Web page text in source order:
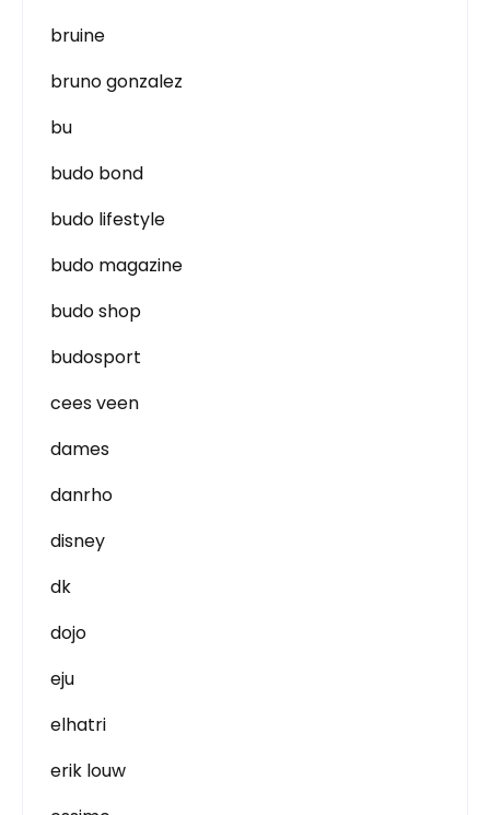
bruine
bruno gonzalez
bu
budo bond
budo lifestyle
budo magazine
budo shop
budosport
cees veen
dames
danrho
disney
dk
dojo
eju
elhatri
erik louw